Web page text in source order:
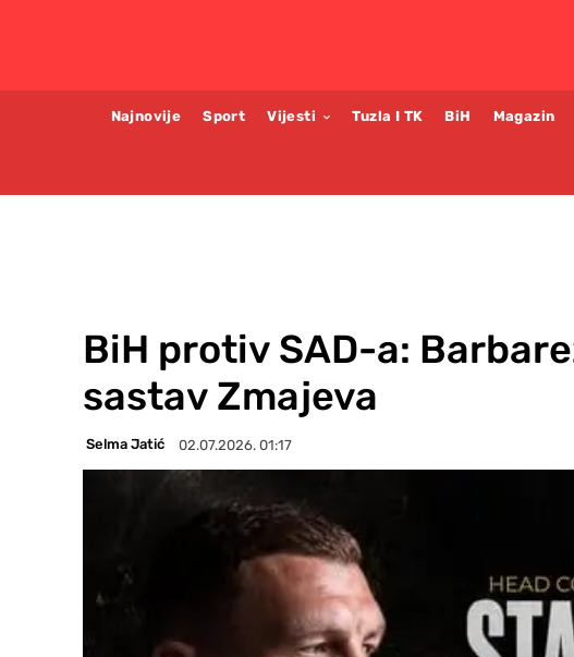
Najnovije Sport Vijesti Tuzla I TK BiH Magazin
BiH protiv SAD-a:
sastav Zmajeva
Selma Jatić 02.07.2026. 01:17